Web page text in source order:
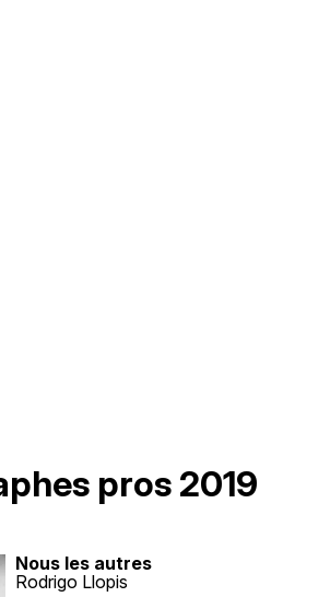
pros 2019
Nous les autres
Rodrigo Llopis